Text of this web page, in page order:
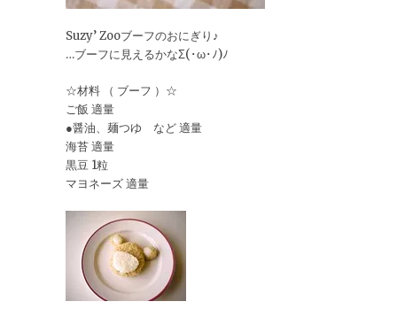
Suzy’ Zooブーフのおにぎり♪
…ブーフに見えるかなΣ(･ω･ﾉ)ﾉ
☆材料 （ ブーフ ）☆
ご飯 適量
●醤油、麺つゆ など 適量
海苔 適量
黒豆 1粒
マヨネーズ 適量